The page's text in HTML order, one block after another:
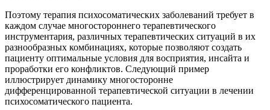
Поэтому терапия психосоматических заболеваний требует в
каждом слу­чае многостороннего терапевтического
инструментария, различных терапев­тических ситуаций в их
разнообразных комбинациях, которые позволяют со­здать
пациенту оптимальные условия для восприятия, инсайта и
проработки его конфликтов. Следующий пример
иллюстрирует динамику многосторонне
дифференцированной терапевтической ситуации в лечении
психосоматичес­кого пациента.